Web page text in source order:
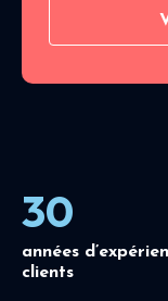
30
années
clients